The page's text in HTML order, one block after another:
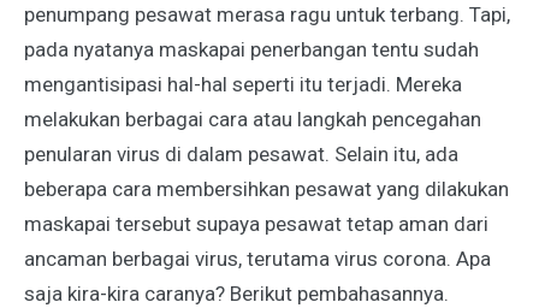
penumpang pesawat merasa ragu untuk terbang. Tapi,
pada nyatanya maskapai penerbangan tentu sudah
mengantisipasi hal-hal seperti itu terjadi. Mereka
melakukan berbagai cara atau langkah pencegahan
penularan virus di dalam pesawat. Selain itu, ada
beberapa cara membersihkan pesawat yang dilakukan
maskapai tersebut supaya pesawat tetap aman dari
ancaman berbagai virus, terutama virus corona. Apa
saja kira-kira caranya? Berikut pembahasannya.